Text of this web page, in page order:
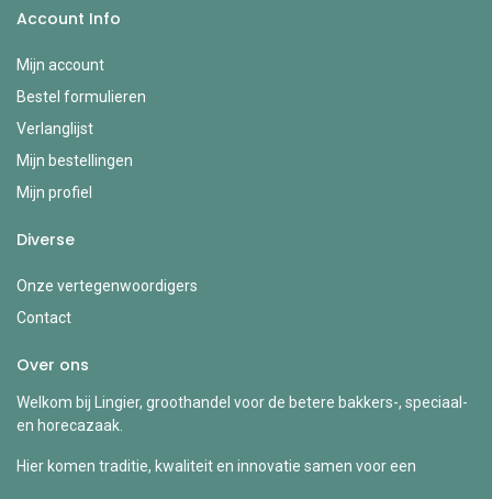
Account Info
Mijn account
Bestel formulieren
Verlanglijst
Mijn bestellingen
Mijn profiel
Diverse
Onze vertegenwoordigers
Contact
Over ons
Welkom bij Lingier, groothandel voor de betere bakkers-, speciaal-
en horecazaak.
Hier komen traditie, kwaliteit en innovatie samen voor een